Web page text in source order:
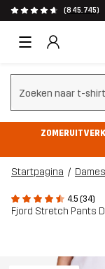
(845.745)
Zoeken wissen
Startpagina Dames
4.5 (34)
Fjord Stretch Pants